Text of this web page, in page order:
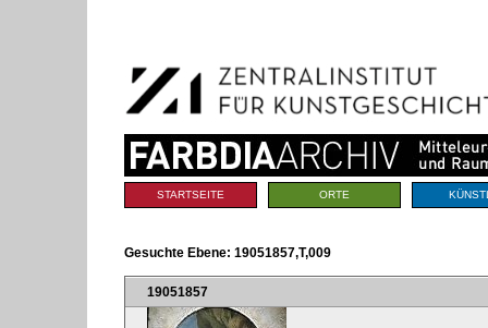
Navigation
Sektionen
STARTSEITE ORTE
Gesuchte Ebene: 19051857,T,009
19051857